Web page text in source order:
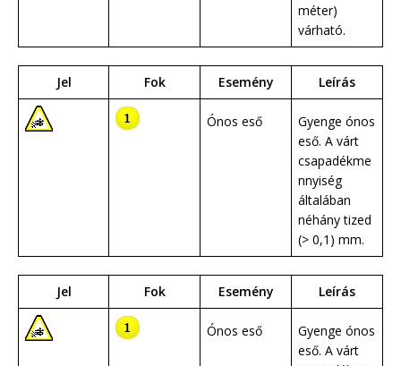
méter)
várható.
Jel Fok Esemény Leírás
Ónos eső
Gyenge ónos
eső. A várt
csapadékme
nnyiség
általában
néhány tized
(> 0,1) mm.
Jel Fok Esemény Leírás
Ónos eső
Gyenge ónos
eső. A várt